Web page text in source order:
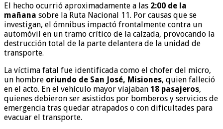
El hecho ocurrió aproximadamente a las 2:00 de la
mañana sobre la Ruta Nacional 11. Por causas que se
investigan, el ómnibus impactó frontalmente contra un
automóvil en un tramo crítico de la calzada, provocando la
destrucción total de la parte delantera de la unidad de
transporte.
La víctima fatal fue identificada como el chofer del micro,
un hombre oriundo de San José, Misiones, quien falleció
en el acto. En el vehículo mayor viajaban 18 pasajeros,
quienes debieron ser asistidos por bomberos y servicios de
emergencia tras quedar atrapados o con dificultades para
evacuar el transporte.